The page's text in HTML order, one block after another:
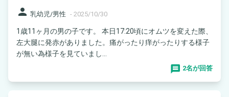
person 乳幼児/男性 - 2025/10/30
1歳11ヶ月の男の子です。 本日17:20頃にオムツを変えた際、
左大腿に発赤がありました。痛がったり痒がったりする様子
が無い為様子を見ていまし...
2名が回答